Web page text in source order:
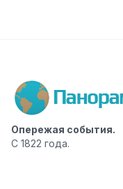
Опережая события.
С 1822 года.